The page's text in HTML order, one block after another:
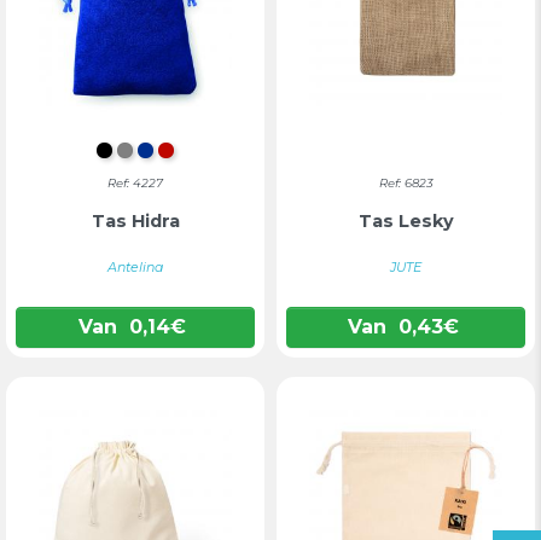
ZWART
GRIJS
BLAUW
ROOD
Ref: 4227
Tas Hidra
Antelina
Van 0,14€
Ref: 6823
Tas Lesky
JUTE
Van 0,43€